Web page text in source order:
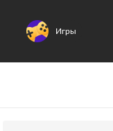
Игры